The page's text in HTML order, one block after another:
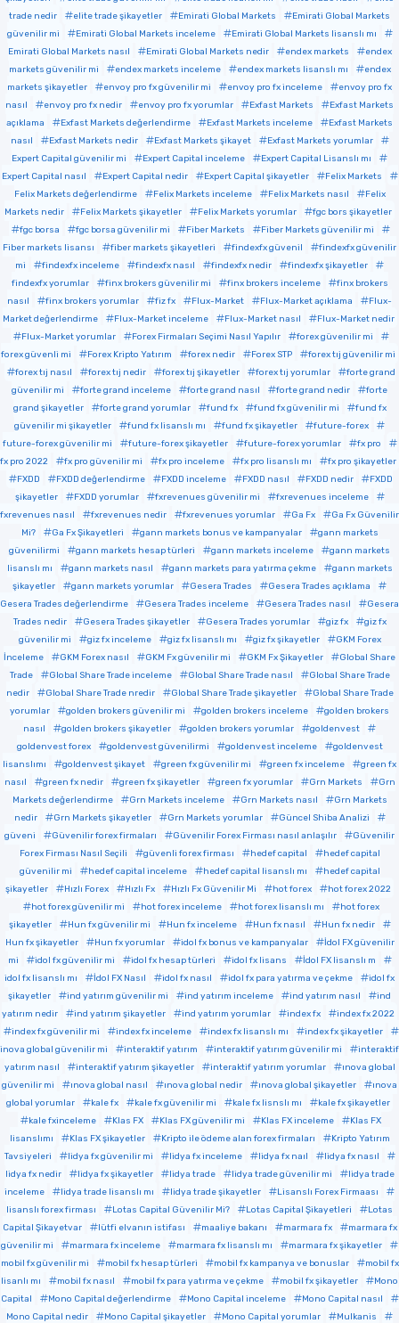
trade nedir
elite trade şikayetler Emirati Global Markets
Emirati Global Markets
güvenilir mi
Emirati Global Markets inceleme
Emirati Global Markets lisanslı mı
Emirati Global Markets nasıl
Emirati Global Markets nedir endex markets
endex
markets güvenilir mi
endex markets inceleme endex markets lisanslı mı
endex
markets şikayetler
envoy pro fx güvenilir mi envoy pro fx inceleme
envoy pro fx
nasıl
envoy pro fx nedir envoy pro fx yorumlar Exfast Markets
Exfast Markets
açıklama
Exfast Markets değerlendirme Exfast Markets inceleme
Exfast Markets
nasıl
Exfast Markets nedir Exfast Markets şikayet
Exfast Markets yorumlar
Expert Capital güvenilir mi
Expert Capital inceleme
Expert Capital Lisanslı mı
Expert Capital nasıl
Expert Capital nedir Expert Capital şikayetler
Felix Markets
Felix Markets değerlendirme
Felix Markets inceleme Felix Markets nasıl
Felix
Markets nedir
Felix Markets şikayetler Felix Markets yorumlar
fgc bors şikayetler
fgc borsa
fgc borsa güvenilir mi Fiber Markets
Fiber Markets güvenilir mi
Fiber markets lisansı
fiber markets şikayetleri findexfx güvenil
findexfx güvenilir
mi
findexfx inceleme findexfx nasıl findexfx nedir
findexfx şikayetler
findexfx yorumlar
finx brokers güvenilir mi finx brokers inceleme
finx brokers
nasıl
finx brokers yorumlar fiz fx Flux-Market Flux-Market açıklama
Flux-
Market değerlendirme
Flux-Market inceleme Flux-Market nasıl
Flux-Market nedir
Flux-Market yorumlar
Forex Firmaları Seçimi Nasıl Yapılır
forex güvenilir mi
forex güvenli mi
Forex Kripto Yatırım forex nedir Forex STP
forex tıj güvenilir mi
forex tıj nasıl
forex tıj nedir forex tıj şikayetler forex tıj yorumlar
forte grand
güvenilir mi
forte grand inceleme forte grand nasıl forte grand nedir
forte
grand şikayetler
forte grand yorumlar fund fx fund fx güvenilir mi
fund fx
güvenilir mi şikayetler
fund fx lisanslı mı fund fx şikayetler
future-forex
future-forex güvenilir mi
future-forex şikayetler future-forex yorumlar
fx pro
fx pro 2022
fx pro güvenilir mi fx pro inceleme fx pro lisanslı mı
fx pro şikayetler
FXDD
FXDD değerlendirme FXDD inceleme FXDD nasıl FXDD nedir
FXDD
şikayetler
FXDD yorumlar fxrevenues güvenilir mi
fxrevenues inceleme
fxrevenues nasıl
fxrevenues nedir fxrevenues yorumlar Ga Fx
Ga Fx Güvenilir
Mi?
Ga Fx Şikayetleri gann markets bonus ve kampanyalar
gann markets
güvenilirmi
gann markets hesap türleri gann markets inceleme
gann markets
lisanslı mı
gann markets nasıl gann markets para yatırma çekme
gann markets
şikayetler
gann markets yorumlar Gesera Trades
Gesera Trades açıklama
Gesera Trades değerlendirme
Gesera Trades inceleme Gesera Trades nasıl
Gesera
Trades nedir
Gesera Trades şikayetler Gesera Trades yorumlar giz fx
giz fx
güvenilir mi
giz fx inceleme giz fx lisanslı mı giz fx şikayetler
GKM Forex
İnceleme
GKM Forex nasıl GKM Fx güvenilir mi GKM Fx Şikayetler
Global Share
Trade
Global Share Trade inceleme Global Share Trade nasıl
Global Share Trade
nedir
Global Share Trade nredir Global Share Trade şikayetler
Global Share Trade
yorumlar
golden brokers güvenilir mi golden brokers inceleme
golden brokers
nasıl
golden brokers şikayetler golden brokers yorumlar
goldenvest
goldenvest forex
goldenvest güvenilirmi goldenvest inceleme
goldenvest
lisanslımı
goldenvest şikayet green fx güvenilir mi green fx inceleme
green fx
nasıl
green fx nedir green fx şikayetler green fx yorumlar Grn Markets
Grn
Markets değerlendirme
Grn Markets inceleme Grn Markets nasıl
Grn Markets
nedir
Grn Markets şikayetler Grn Markets yorumlar
Güncel Shiba Analizi
güveni
Güvenilir forex firmaları Güvenilir Forex Firması nasıl anlaşılır
Güvenilir
Forex Firması Nasıl Seçili
güvenli forex firması hedef capital
hedef capital
güvenilir mi
hedef capital inceleme hedef capital lisanslı mı
hedef capital
şikayetler
Hızlı Forex Hızlı Fx Hızlı Fx Güvenilir Mi hot forex
hot forex 2022
hot forex güvenilir mi
hot forex inceleme hot forex lisanslı mı
hot forex
şikayetler
Hun fx güvenilir mi Hun fx inceleme Hun fx nasıl
Hun fx nedir
Hun fx şikayetler
Hun fx yorumlar idol fx bonus ve kampanyalar
İdol FX güvenilir
mi
idol fx güvenilir mi idol fx hesap türleri idol fx lisans
İdol FX lisanslı m
idol fx lisanslı mı
İdol FX Nasıl idol fx nasıl idol fx para yatırma ve çekme
idol fx
şikayetler
ind yatırım güvenilir mi ind yatırım inceleme ind yatırım nasıl
ind
yatırım nedir
ind yatırım şikayetler ind yatırım yorumlar index fx
index fx 2022
index fx güvenilir mi
index fx inceleme index fx lisanslı mı
index fx şikayetler
inova global güvenilir mi
interaktif yatırım interaktif yatırım güvenilir mi
interaktif
yatırım nasıl
interaktif yatırım şikayetler interaktif yatırım yorumlar
ınova global
güvenilir mi
ınova global nasıl ınova global nedir ınova global şikayetler
ınova
global yorumlar
kale fx kale fx güvenilir mi kale fx lisnslı mı
kale fx şikayetler
kale fxinceleme
Klas FX Klas FX güvenilir mi Klas FX inceleme
Klas FX
lisanslımı
Klas FX şikayetler Kripto ile ödeme alan forex firmaları
Kripto Yatırım
Tavsiyeleri
lidya fx güvenilir mi lidya fx inceleme lidya fx naıl
lidya fx nasıl
lidya fx nedir
lidya fx şikayetler lidya trade lidya trade güvenilir mi
lidya trade
inceleme
lidya trade lisanslı mı lidya trade şikayetler
Lisanslı Forex Firmaası
lisanslı forex firması
Lotas Capital Güvenilir Mi? Lotas Capital Şikayetleri
Lotas
Capital Şikayetvar
lütfi elvanın istifası maaliye bakanı marmara fx
marmara fx
güvenilir mi
marmara fx inceleme marmara fx lisanslı mı
marmara fx şikayetler
mobil fx güvenilir mi
mobil fx hesap türleri mobil fx kampanya ve bonuslar
mobil fx
lisanlı mı
mobil fx nasıl mobil fx para yatırma ve çekme mobil fx şikayetler
Mono
Capital
Mono Capital değerlendirme Mono Capital inceleme
Mono Capital nasıl
Mono Capital nedir
Mono Capital şikayetler Mono Capital yorumlar
Mulkanis